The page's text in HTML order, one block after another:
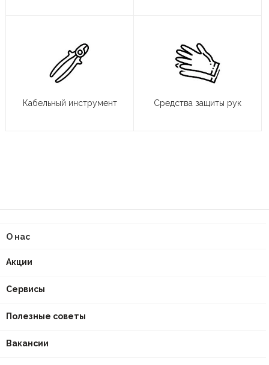
Кабельный инструмент Средства защиты рук
О нас
Акции
Сервисы
Полезные советы
Вакансии